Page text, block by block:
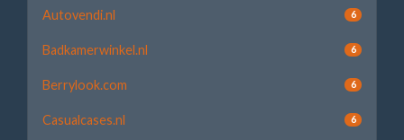
Autovendi.nl 6
Badkamerwinkel.nl 6
Berrylook.com 6
Casualcases.nl 6